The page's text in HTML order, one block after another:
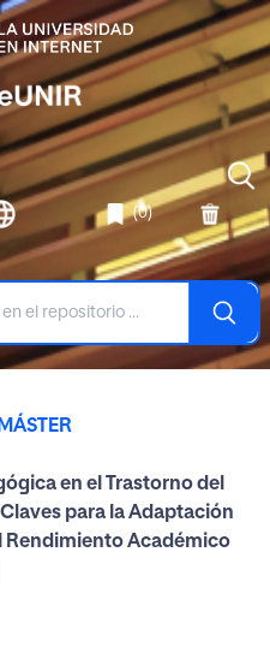
(0)
en el Trastorno del
para la Adaptación
Rendimiento Académico